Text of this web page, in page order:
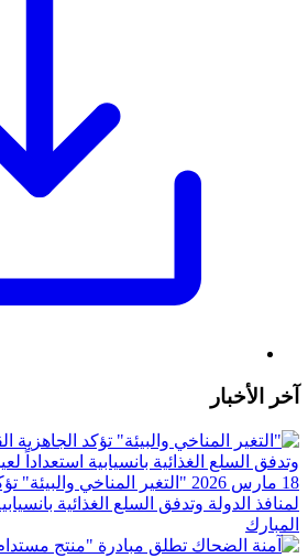
آخر الأخبار
18 مارس 2026
"التغير المناخي والبيئة"
لمنافذ الدولة وتدفق السلع الغذائية
المبارك